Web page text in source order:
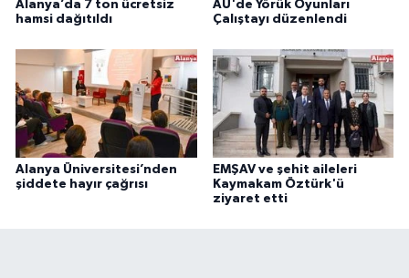
Alanya’da 7 ton ücretsiz
hamsi dağıtıldı
AÜ'de Yörük Oyunları
Çalıştayı düzenlendi
Alanya Üniversitesi’nden
şiddete hayır çağrısı
EMŞAV ve şehit aileleri
Kaymakam Öztürk'ü
ziyaret etti